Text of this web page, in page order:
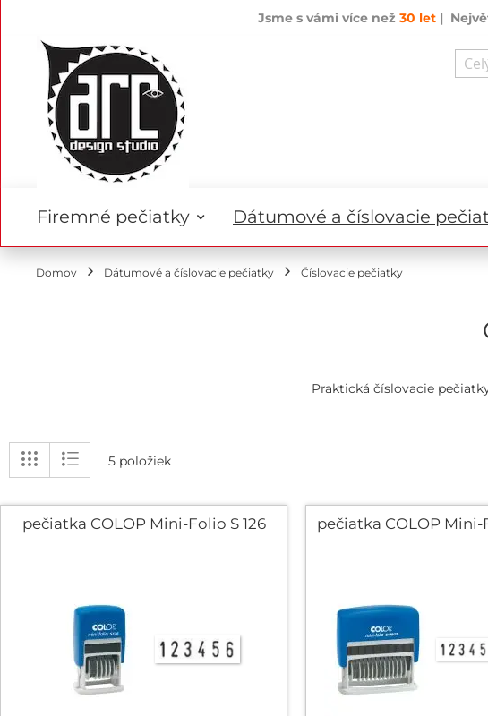
Jsme s vámi více než 30 let |
Content
Firemné pečiatky Dátumové a číslovacie
Domov Dátumové a číslovacie pečiatky Číslovacie pečiatky
Praktická číslovacie
Zobraziť
ako
Mriežka Zoznam
5 položiek
pečiatka COLOP Mini-Folio S 126 pečiatka COLOP Mini-